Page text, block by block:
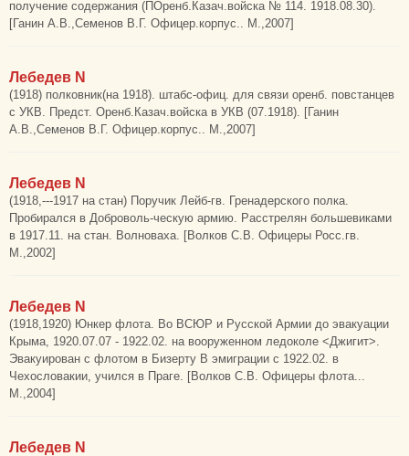
получение содержания (ПОренб.Казач.войска № 114. 1918.08.30).
[Ганин А.В.,Семенов В.Г. Офицер.корпус.. М.,2007]
Лебедев N
(1918) полковник(на 1918). штабс-офиц. для связи оренб. повстанцев
с УКВ. Предст. Оренб.Казач.войска в УКВ (07.1918). [Ганин
А.В.,Семенов В.Г. Офицер.корпус.. М.,2007]
Лебедев N
(1918,---1917 на стан) Поручик Лейб-гв. Гренадерского полка.
Пробирался в Доброволь-ческую армию. Расстрелян большевиками
в 1917.11. на стан. Волноваха. [Волков С.В. Офицеры Росс.гв.
М.,2002]
Лебедев N
(1918,1920) Юнкер флота. Во ВСЮР и Русской Армии до эвакуации
Крыма, 1920.07.07 - 1922.02. на вооруженном ледоколе <Джигит>.
Эвакуирован с флотом в Бизерту В эмиграции с 1922.02. в
Чехословакии, учился в Праге. [Волков С.В. Офицеры флота...
М.,2004]
Лебедев N